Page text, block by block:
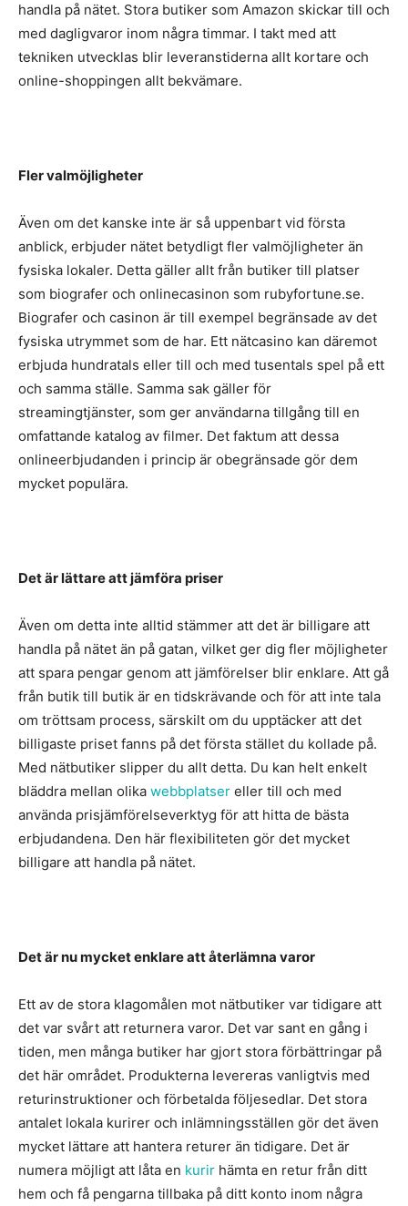
handla på nätet. Stora butiker som Amazon skickar till och
med dagligvaror inom några timmar. I takt med att
tekniken utvecklas blir leveranstiderna allt kortare och
online-shoppingen allt bekvämare.
Fler valmöjligheter
Även om det kanske inte är så uppenbart vid första
anblick, erbjuder nätet betydligt fler valmöjligheter än
fysiska lokaler. Detta gäller allt från butiker till platser
som biografer och onlinecasinon som rubyfortune.se.
Biografer och casinon är till exempel begränsade av det
fysiska utrymmet som de har. Ett nätcasino kan däremot
erbjuda hundratals eller till och med tusentals spel på ett
och samma ställe. Samma sak gäller för
streamingtjänster, som ger användarna tillgång till en
omfattande katalog av filmer. Det faktum att dessa
onlineerbjudanden i princip är obegränsade gör dem
mycket populära.
Det är lättare att jämföra priser
Även om detta inte alltid stämmer att det är billigare att
handla på nätet än på gatan, vilket ger dig fler möjligheter
att spara pengar genom att jämförelser blir enklare. Att gå
från butik till butik är en tidskrävande och för att inte tala
om tröttsam process, särskilt om du upptäcker att det
billigaste priset fanns på det första stället du kollade på.
Med nätbutiker slipper du allt detta. Du kan helt enkelt
bläddra mellan olika webbplatser eller till och med
använda prisjämförelseverktyg för att hitta de bästa
erbjudandena. Den här flexibiliteten gör det mycket
billigare att handla på nätet.
Det är nu mycket enklare att återlämna varor
Ett av de stora klagomålen mot nätbutiker var tidigare att
det var svårt att returnera varor. Det var sant en gång i
tiden, men många butiker har gjort stora förbättringar på
det här området. Produkterna levereras vanligtvis med
returinstruktioner och förbetalda följesedlar. Det stora
antalet lokala kurirer och inlämningsställen gör det även
mycket lättare att hantera returer än tidigare. Det är
numera möjligt att låta en kurir hämta en retur från ditt
hem och få pengarna tillbaka på ditt konto inom några